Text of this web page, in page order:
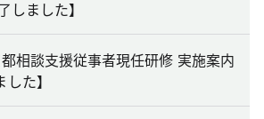
しました】
相談支援従事者現任研修 実施案内
た】